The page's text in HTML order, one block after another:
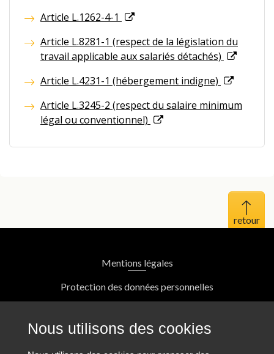
Nous utilisons des cookies
Article L.1262-4-1
Article L.8281-1 (respect de la législation du
travail applicable aux salariés détachés)
Article L.4231-1 (hébergement indigne)
Article L.3245-2 (respect du salaire minimum
légal ou conventionnel)
Haut
Mentions légales
Protection des données personnelles